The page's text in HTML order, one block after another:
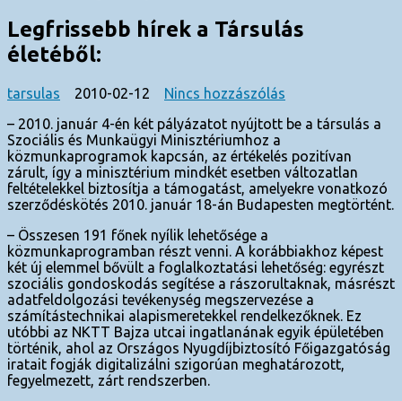
Legfrissebb hírek a Társulás
életéből:
tarsulas 2010-02-12 Nincs hozzászólás
hírek
Társulás
életéből:
bejegyzéshez
– 2010. január 4-én két pályázatot nyújtott be a társulás a
Szociális és Munkaügyi Minisztériumhoz a
közmunkaprogramok kapcsán, az értékelés pozitívan
zárult, így a minisztérium mindkét esetben változatlan
feltételekkel biztosítja a támogatást, amelyekre vonatkozó
szerződéskötés 2010. január 18-án Budapesten megtörtént.
– Összesen 191 főnek nyílik lehetősége a
közmunkaprogramban részt venni. A korábbiakhoz képest
két új elemmel bővült a foglalkoztatási lehetőség: egyrészt
szociális gondoskodás segítése a rászorultaknak, másrészt
adatfeldolgozási tevékenység megszervezése a
számítástechnikai alapismeretekkel rendelkezőknek. Ez
utóbbi az NKTT Bajza utcai ingatlanának egyik épületében
történik, ahol az Országos Nyugdíjbiztosító Főigazgatóság
iratait fogják digitalizálni szigorúan meghatározott,
fegyelmezett, zárt rendszerben.